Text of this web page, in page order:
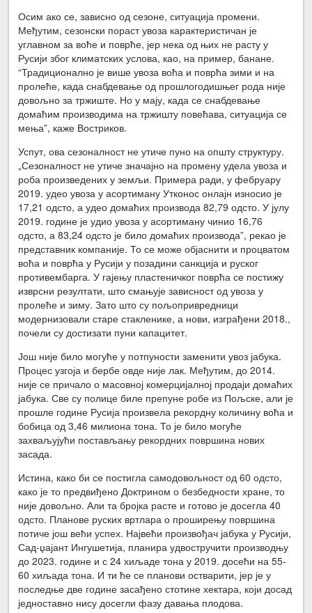
Осим ако се, зависно од сезоне, ситуација промени.
Међутим, сезонски пораст увоза карактеристичан је
углавном за воће и поврће, јер нека од њих не расту у
Русији због климатских услова, као, на пример, банане.
“Традиционално је више увоза воћа и поврћа зими и на
пролеће, када снабдевање од прошлогодишњег рода није
довољно за тржиште. Но у мају, када се снабдевање
домаћим производима на тржишту повећава, ситуација се
мења”, каже Востриков.
Успут, ова сезоналност не утиче пуно на општу структуру.
„Сезоналност не утиче значајно на промену удела увоза и
роба произведених у земљи. Примера ради, у фебруару
2019. удео увоза у асортиману Утконос онлајн износио је
17,21 одсто, а удео домаћих производа 82,79 одсто. У јулу
2019. године је удио увоза у асортиману чинио 16,76
одсто, а 83,24 одсто је било домаћих производа”, рекао је
представник компаније. То се може објаснити и процватом
воћа и поврћа у Русији у позадини санкција и руског
противембарга. У гајењу пластеничког поврћа се постижу
изврсни резултати, што смањује зависност од увоза у
пролеће и зиму. Зато што су пољопривредници
модернизовали старе стакленике, а нови, изграђени 2018.,
почели су достизати пуни капацитет.
Још није било могуће у потпуности заменити увоз јабука.
Процес узгоја и бербе овде није лак. Међутим, до 2014.
није се причало о масовној комерцијалној продаји домаћих
јабука. Све су полице биле препуне робе из Пољске, али је
прошле године Русија произвела рекордну количину воћа и
бобица од 3,46 милиона тона. То је било могуће
захваљујући постављању рекордних површина нових
засада.
Истина, како би се постигла самодовољност од 60 одсто,
како је то предвиђено Доктрином о безбедности хране, то
није довољно. Али та бројка расте и готово је досегла 40
одсто. Планове руских вртлара о проширењу површина
потиче још већи успех. Највећи произвођач јабука у Русији,
Сад-џајант Ингушетија, планира удвостручити производњу
до 2023. године и с 24 хиљаде тона у 2019. досећи на 55-
60 хиљада тона. И ти ће се планови остварити, јер је у
последње две године засађено стотине хектара, који досад
једноставно нису досегли фазу давања плодова.